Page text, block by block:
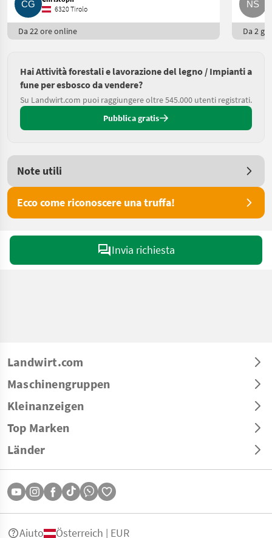
6320 Tirolo
Da 22 ore online Da 2
Hai Attività forestali e lavorazione del legno / Impianti a
fune per esbosco da vendere?
Su Landwirt.com puoi raggiungere oltre 545.000 utenti registrati.
Pubblica gratis
Note utili
Ecco come riconoscere una truffa!
Invia richiesta
Landwirt.com
Maschinengruppen
Kleinanzeigen
Top Marken
Länder
Aiuto Österreich | EUR